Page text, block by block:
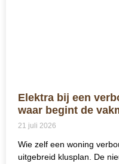
Elektra bij een
waar begint de
21 juli 2026
Wie zelf een woning
uitgebreid klusplan. De